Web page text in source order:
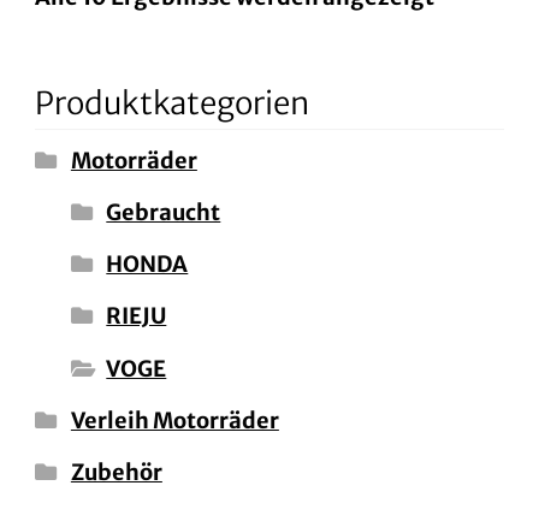
Produktkategorien
Motorräder
Gebraucht
HONDA
RIEJU
VOGE
Verleih Motorräder
Zubehör